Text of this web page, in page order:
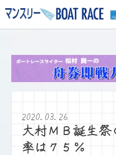
2020.03.26
大村ＭＢ誕生祭
率は７５％